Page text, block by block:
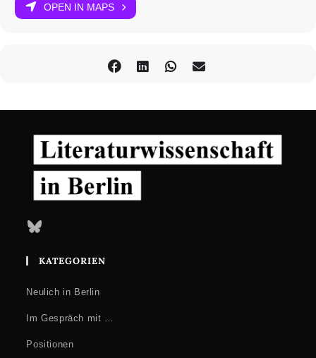
OPEN IN MAPS
Bluesky
KATEGORIEN
Neulich in Berlin
Im Gespräch mit …
Positionen